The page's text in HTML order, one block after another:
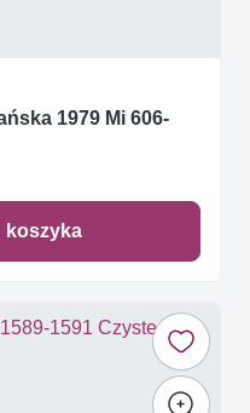
1979 Mi 606-
koszyka